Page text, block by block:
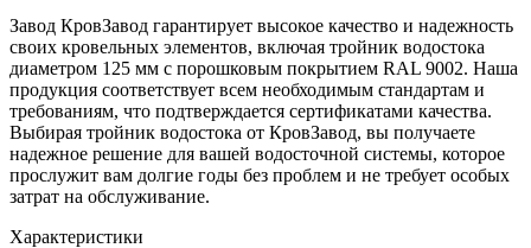
Завод КровЗавод гарантирует высокое качество и надежность
своих кровельных элементов, включая тройник водостока
диаметром 125 мм с порошковым покрытием RAL 9002. Наша
продукция соответствует всем необходимым стандартам и
требованиям, что подтверждается сертификатами качества.
Выбирая тройник водостока от КровЗавод, вы получаете
надежное решение для вашей водосточной системы, которое
прослужит вам долгие годы без проблем и не требует особых
затрат на обслуживание.
Характеристики